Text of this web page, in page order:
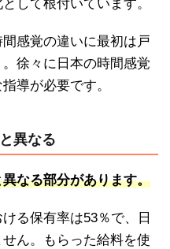
して根付いています。
感覚の違いに最初は戸
徐々に日本の時間感覚
導が必要です。
異なる
なる部分があります。
る保有率は53％で、日
ん。もらった給料を使